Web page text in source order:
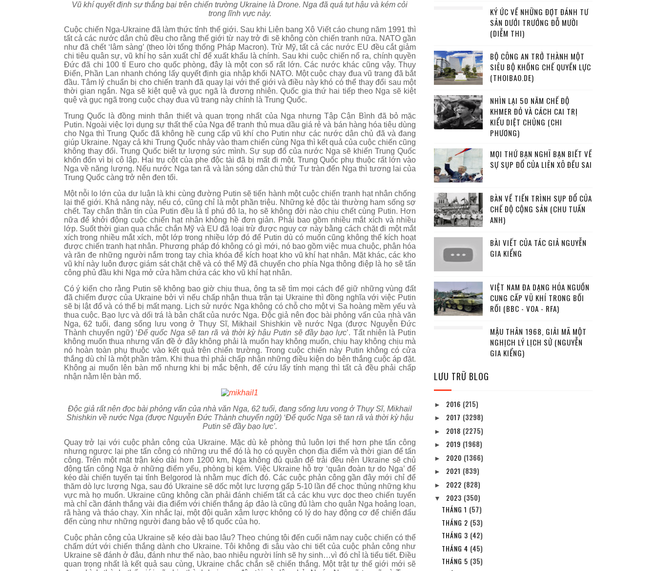
Vũ khí quyết định sự thắng bại trên chiến trường Ukraine là Drone. Nga đã quá tụt hậu và kém cỏi
trong lĩnh vực này.
Cuộc chiến Nga-Ukraine đã làm thức tỉnh thế giới. Sau khi Liên bang Xô Viết cáo chung năm 1991 thì
tất cả các nước dân chủ đều cho rằng thế giới từ nay trở đi sẽ không còn chiến tranh nữa. NATO gần
như đã chết ‘lâm sàng’ (theo lời tổng thống Pháp Macron). Trừ Mỹ, tất cả các nước EU đều cắt giảm
chi tiêu quân sự, vũ khí họ sản xuất chỉ để xuất khẩu là chính. Sau khi cuộc chiến nổ ra, chính quyền
Đức đã chi 100 tỉ Euro cho quốc phòng, đây là một con số rất lớn. Các nước khác cũng vậy. Thụy
Điển, Phần Lan nhanh chóng lấy quyết định gia nhập khối NATO. Một cuộc chạy đua vũ trang đã bắt
đầu. Tâm lý chuẩn bị cho chiến tranh đã quay lại với thế giới và điều này khó có thể thay đổi sau một
thời gian ngắn. Nga sẽ kiệt quệ và gục ngã là đương nhiên. Quốc gia thứ hai tiếp theo Nga sẽ kiệt
quệ và gục ngã trong cuộc chạy đua vũ trang này chính là Trung Quốc.
Trung Quốc là đồng minh thân thiết và quan trọng nhất của Nga nhưng Tập Cận Bình đã bỏ mặc
Putin. Ngoài việc lợi dụng sự thất thế của Nga để tranh thủ mua dầu giá rẻ và bán hàng hóa tiêu dùng
cho Nga thì Trung Quốc đã không hề cung cấp vũ khí cho Putin như các nước dân chủ đã và đang
giúp Ukraine. Ngay cả khi Trung Quốc nhảy vào tham chiến cùng Nga thì kết quả của cuộc chiến cũng
không thay đổi. Trung Quốc biết tự lượng sức mình. Sự sụp đổ của nước Nga sẽ khiến Trung Quốc
khốn đốn vì bị cô lập. Hai trụ cột của phe độc tài đã bị mất đi một. Trung Quốc phụ thuộc rất lớn vào
Nga về năng lượng. Nếu nước Nga tan rã và làn sóng dân chủ thứ Tư tràn đến Nga thì tương lai của
Trung Quốc càng trở nên đen tối.
Một nỗi lo lớn của dư luận là khi cùng đường Putin sẽ tiến hành một cuộc chiến tranh hạt nhân chống
lại thế giới. Khả năng này, nếu có, cũng chỉ là một phần triệu. Những kẻ độc tài thường ham sống sợ
chết. Tay chân thân tín của Putin đều là tỉ phú đô la, họ sẽ không đời nào chịu chết cùng Putin. Hơn
nữa để khởi động cuộc chiến hạt nhân không hề đơn giản. Phải bao gồm nhiều mắt xích và nhiều
lớp. Suốt thời gian qua chắc chắn Mỹ và EU đã loại trừ được nguy cơ này bằng cách chặt đi một mắt
xích trong nhiều mắt xích, một lớp trong nhiều lớp đó để Putin dù có muốn cũng không thể kích hoạt
được chiến tranh hạt nhân. Phương pháp đó không có gì mới, nó bao gồm việc mua chuộc, phân hóa
và răn đe những người nắm trong tay chìa khóa để kích hoạt kho vũ khí hạt nhân. Mặt khác, các kho
vũ khí này luôn được giám sát chặt chẽ và có thể Mỹ đã chuyển cho phía Nga thông điệp là họ sẽ tấn
công phủ đầu khi Nga mở cửa hầm chứa các kho vũ khí hạt nhân.
Có ý kiến cho rằng Putin sẽ không bao giờ chịu thua, ông ta sẽ tìm mọi cách để giữ những vùng đất
đã chiếm được của Ukraine bởi vì nếu chấp nhận thua trận tại Ukraine thì đồng nghĩa với việc Putin
sẽ bị lật đổ và có thể bị mất mạng. Lịch sử nước Nga không có chỗ cho một vị Sa hoàng mềm yếu và
thua cuộc. Bạo lực và dối trá là bản chất của nước Nga. Độc giả nên đọc bài phỏng vấn của nhà văn
Nga, 62 tuổi, đang sống lưu vong ở Thụy Sĩ, Mikhail Shishkin về nước Nga (được Nguyễn Đức
Thành chuyển ngữ) ‘Đế quốc Nga sẽ tan rã và thời kỳ hậu Putin sẽ đầy bạo lực’. Tất nhiên là Putin
không muốn thua nhưng vấn đề ở đây không phải là muốn hay không muốn, chịu hay không chịu mà
nó hoàn toàn phụ thuộc vào kết quả trên chiến trường. Trong cuộc chiến này Putin không có cửa
thắng dù chỉ là một phần trăm. Khi thua thì phải chấp nhận những điều kiện do bên thắng cuộc áp đặt.
Không ai muốn lên bàn mổ nhưng khi bị mắc bệnh, để cứu lấy tính mạng thì tất cả đều phải chấp
nhận nằm lên bàn mổ.
Độc giả rất nên đọc bài phỏng vấn của nhà văn Nga, 62 tuổi, đang sống lưu vong ở Thụy Sĩ, Mikhail
Shishkin về nước Nga (được Nguyễn Đức Thành chuyển ngữ) ‘Đế quốc Nga sẽ tan rã và thời kỳ hậu
Putin sẽ đầy bạo lực’.
Quay trở lại với cuộc phản công của Ukraine. Mặc dù kẻ phòng thủ luôn lợi thế hơn phe tấn công
nhưng ngược lại phe tấn công có những ưu thế đó là họ có quyền chọn địa điểm và thời gian để tấn
công. Trên một mặt trận kéo dài hơn 1200 km, Nga không đủ quân để trải đều nên Ukraine sẽ chủ
động tấn công Nga ở những điểm yếu, phòng bị kém. Việc Ukraine hỗ trợ ‘quân đoàn tự do Nga’ để
kéo dài chiến tuyến tại tỉnh Belgorod là nhằm mục đích đó. Các cuộc phản công gần đây mới chỉ để
thăm dò lực lượng Nga, sau đó Ukraine sẽ dốc một lực lượng gấp 5-10 lần để chọc thủng những khu
vực mà họ muốn. Ukraine cũng không cần phải đánh chiếm tất cả các khu vực dọc theo chiến tuyến
mà chỉ cần đánh thắng vài địa điểm với chiến thắng áp đảo là cũng đủ làm cho quân Nga hoảng loạn,
rã hàng và tháo chạy. Xin nhắc lại, một đội quân xâm lược không có lý do hay động cơ để chiến đấu
đến cùng như những người đang bảo vệ tổ quốc của họ.
Cuộc phản công của Ukraine sẽ kéo dài bao lâu? Theo chúng tôi đến cuối năm nay cuộc chiến có thể
chấm dứt với chiến thắng dành cho Ukraine. Tôi không đi sâu vào chi tiết của cuộc phản công như
Ukraine sẽ đánh ở đâu, đánh như thế nào, bao nhiêu người lính sẽ hy sinh…vì đó chỉ là tiểu tiết. Điều
quan trọng nhất là kết quả sau cùng, Ukraine chắc chắn sẽ chiến thắng. Một trật tự thế giới mới sẽ
KÝ ỨC VỀ NHỮNG ĐỢT ĐÁNH TƯ
SẢN DƯỚI TRƯỚNG ĐỖ MƯỜI
(DIỄM THI)
BỘ CÔNG AN TRỞ THÀNH MỘT
SIÊU BỘ KHỐNG CHẾ QUYỀN LỰC
(THOIBAO.DE)
NHÌN LẠI 50 NĂM CHẾ ĐỘ
KHMER ĐỎ VÀ CÁCH CAI TRỊ
KIỂU DIỆT CHỦNG (CHI
PHƯƠNG)
MỌI THỨ BẠN NGHĨ BẠN BIẾT VỀ
SỰ SỤP ĐỔ CỦA LIÊN XÔ ĐỀU SAI
BÀN VỀ TIẾN TRÌNH SỤP ĐỔ CỦA
CHẾ ĐỘ CỘNG SẢN (CHU TUẤN
ANH)
BÀI VIẾT CỦA TÁC GIẢ NGUYỄN
GIA KIỂNG
VIỆT NAM ĐA DẠNG HÓA NGUỒN
CUNG CẤP VŨ KHÍ TRONG BỐI
RỐI (BBC - VOA - RFA)
MẬU THÂN 1968, GIẢI MÃ MỘT
NGHỊCH LÝ LỊCH SỬ (NGUYỄN
GIA KIỂNG)
LƯU TRỮ BLOG
► 2016 (215)
► 2017 (3298)
► 2018 (2275)
► 2019 (1968)
► 2020 (1366)
► 2021 (839)
► 2022 (828)
▼ 2023 (350)
THÁNG 1 (57)
THÁNG 2 (53)
THÁNG 3 (42)
THÁNG 4 (45)
THÁNG 5 (35)